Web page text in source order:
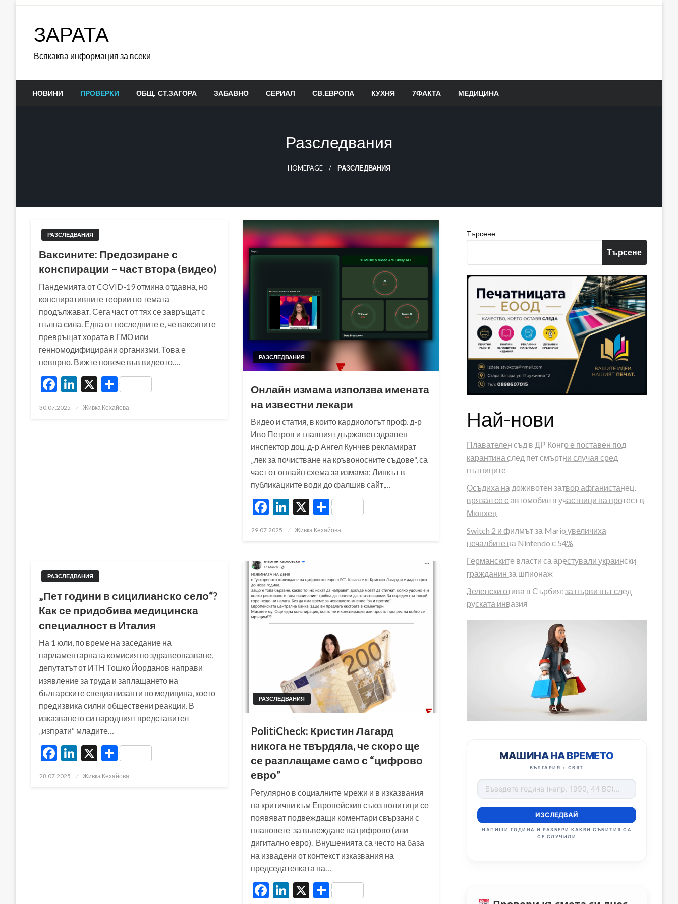
ЗАРАТА
Всякаква информация за всеки
НОВИНИ ПРОВЕРКИ ОБЩ. СТ.ЗАГОРА ЗАБАВНО СЕРИАЛ СВ.ЕВРОПА КУХНЯ 7ФАКТА МЕДИЦИНА
Разследвания
HOMEPAGE РАЗСЛЕДВАНИЯ
РАЗСЛЕДВАНИЯ
Ваксините: Предозиране с
конспирации – част втора (видео)
Пандемията от COVID-19 отмина отдавна, но
конспиративните теории по темата
продължават. Сега част от тях се завръщат с
пълна сила. Една от последните е, че ваксините
превръщат хората в ГМО или
генномодифицирани организми. Това е
невярно. Вижте повече във видеото….
Facebook
LinkedIn
X Share
Posted
30.07.2025 Живка Кехайова
РАЗСЛЕДВАНИЯ
Онлайн измама използва имената
на известни лекари
Видео и статия, в които кардиологът проф. д-р
Иво Петров и главният държавен здравен
инспектор доц. д-р Ангел Кунчев рекламират
„лек за почистване на кръвоносните съдове“, са
част от онлайн схема за измама; Линкът в
публикациите води до фалшив сайт,…
Facebook
LinkedIn
X Share
Posted
29.07.2025 Живка Кехайова
РАЗСЛЕДВАНИЯ
„Пет години в сицилианско село“?
Как се придобива медицинска
специалност в Италия
На 1 юли, по време на заседание на
парламентарната комисия по здравеопазване,
депутатът от ИТН Тошко Йорданов направи
изявление за труда и заплащането на
българските специализанти по медицина, което
предизвика силни обществени реакции. В
изказването си народният представител
„изпрати“ младите…
Facebook
LinkedIn
X Share
Posted
28.07.2025 Живка Кехайова
РАЗСЛЕДВАНИЯ
PolitiCheck: Кристин Лагард
никога не твърдяла, че скоро ще
се разплащаме само с “цифрово
евро”
Регулярно в социалните мрежи и в изказвания
на критични към Европейския съюз политици се
появяват подвеждащи коментари свързани с
плановете за въвеждане на цифрово (или
дигитално евро). Внушенията са често на база
на извадени от контекст изказвания на
председателката на…
Facebook
LinkedIn
X Share
Търсене
Търсене
Най-нови
Плавателен съд в ДР Конго е поставен под
карантина след пет смъртни случая сред
пътниците
Осъдиха на доживотен затвор афганистанец,
врязал се с автомобил в участници на протест в
Мюнхен
Switch 2 и филмът за Mario увеличиха
печалбите на Nintendo с 54%
Германските власти са арестували украински
гражданин за шпионаж
Зеленски отива в Сърбия: за първи път след
руската инвазия
МАШИНА НА ВРЕМЕТО
БЪЛГАРИЯ + СВЯТ
ИЗСЛЕДВАЙ
НАПИШИ ГОДИНА И РАЗБЕРИ КАКВИ СЪБИТИЯ СА
СЕ СЛУЧИЛИ